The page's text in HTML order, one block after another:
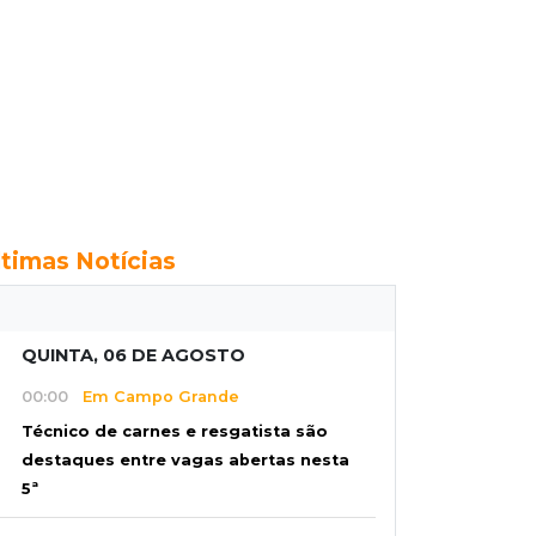
Notícias
QUINTA, 06 DE AGOSTO
00:00 Em Campo Grande
Técnico de carnes e resgatista são
destaques entre vagas abertas nesta
5ª